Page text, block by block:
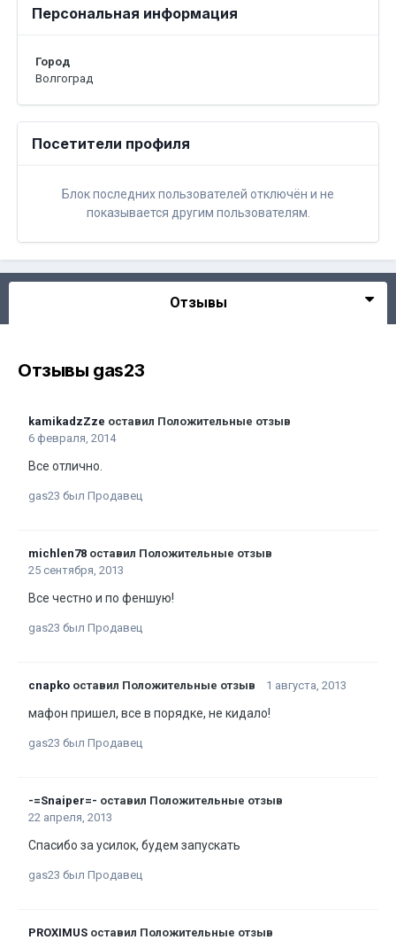
Персональная информация
Город
Волгоград
Посетители профиля
Блок последних пользователей отключён и не
показывается другим пользователям.
Отзывы
Отзывы gas23
kamikadzZze оставил Положительные отзыв
6 февраля, 2014
Все отлично.
gas23 был Продавец
michlen78 оставил Положительные отзыв
25 сентября, 2013
Все честно и по феншую!
gas23 был Продавец
cnapko оставил Положительные отзыв 1 августа, 2013
мафон пришел, все в порядке, не кидало!
gas23 был Продавец
-=Snaiper=- оставил Положительные отзыв
22 апреля, 2013
Спасибо за усилок, будем запускать
gas23 был Продавец
PROXIMUS оставил Положительные отзыв